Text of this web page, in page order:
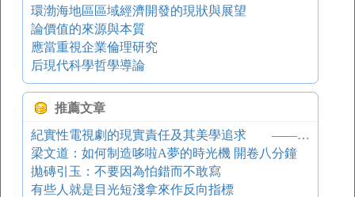
環渤海地區區域經濟開發的現狀與展望
論價值的來源與本質
應當重視企業倫理研究
后現代科學哲學導論
推薦文章
紀實性電視劇的現實責任及其美學追求 ——談山西紀實性電視劇
梁文道：如何制造哆啦A夢的時光機 開卷八分鐘
拋磚引玉：不要因為怕錯而不敢寫
有些人就是目光短淺拿來作反向指標